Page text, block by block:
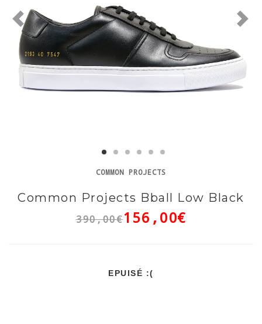
COMMON PROJECTS
Common Projects Bball Low Black
390,00€156,00€
EPUISÉ :(